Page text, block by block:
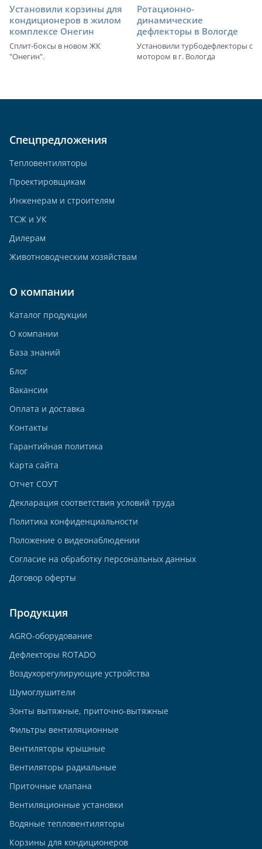
Установили корзины для
кондиционеров в жилом
комплексе Онегин
Сплит-боксы в новом ЖК
"Онегин".
Ротационно-
динамические
дефлекторы в Вологде
Установили турбодефлекторы с
мотором в г. Вологда
Продукция
AGRO-оборудование
Дефлекторы ROTADO
Воздухорегулирующие устройства
Шумоглушители
Зонты вытяжные, приточно-вытяжные
Фильтры вентиляционные
Вентиляторы крышные
Вентиляторы радиальные
Приточные клапана
Вентиляционные установки
Водяные тепловентиляторы
Корзины для кондиционеров
Спецпредложения
Тепловентиляторы
Проектировщикам
Инженерам и строителям
ТСЖ и УК
Дилерам
Животноводческим хозяйствам
О компании
Каталог продукции
О компании
База знаний
Блог
Вакансии
Оплата и доставка
Контакты
Гарантийная политика
Карта сайта
Отчет СОУТ
Декларация соответствия условий труда
Политика конфиденциальности
Положение о видеонаблюдении
Согласие на обработку персональных данных
Договор оферты